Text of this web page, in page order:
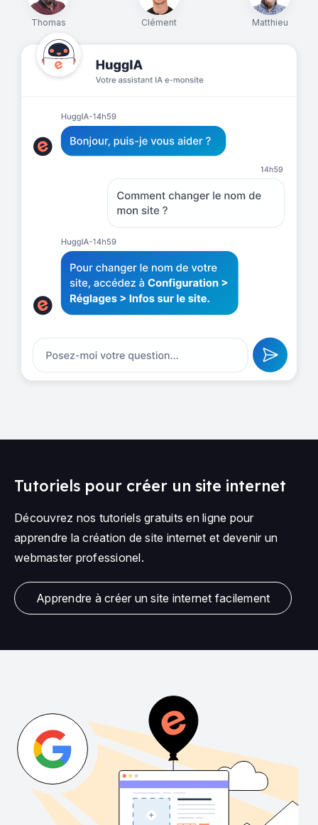
Thomas Clément Matthieu
Tutoriels pour créer un site internet
Découvrez nos tutoriels gratuits en ligne pour
apprendre la création de site internet et devenir un
webmaster professionel.
Apprendre à créer un site internet facilement